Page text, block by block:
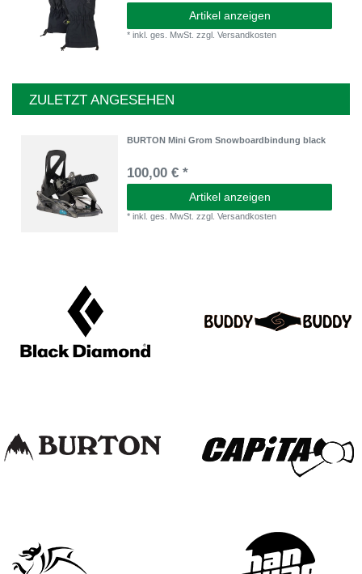
Artikel anzeigen
*inkl. ges. MwSt. zzgl.Versandkosten
ZULETZT ANGESEHEN
BURTON Mini Grom Snowboardbindung black
100,00 € *
Artikel anzeigen
*inkl. ges. MwSt. zzgl.Versandkosten